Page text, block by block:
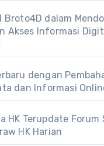
Broto4D dalam
Akses Informasi
dengan
dan Informasi
HK Terupdate Forum
HK Harian